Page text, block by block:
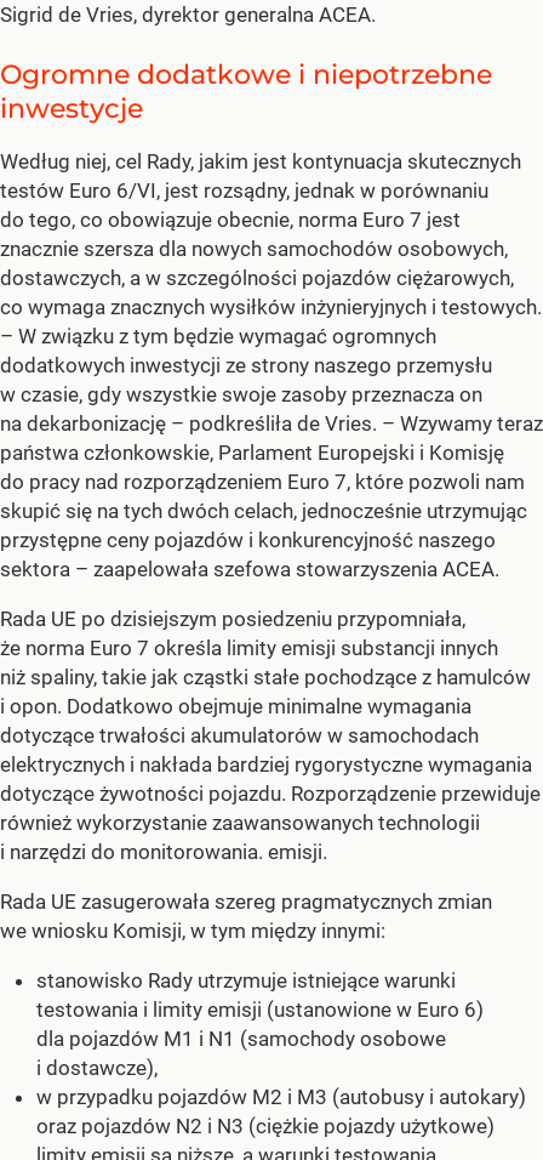
Sigrid de Vries, dyrektor generalna ACEA.
Ogromne dodatkowe i niepotrzebne
inwestycje
Według niej, cel Rady, jakim jest kontynuacja skutecznych
testów Euro 6/VI, jest rozsądny, jednak w porównaniu
do tego, co obowiązuje obecnie, norma Euro 7 jest
znacznie szersza dla nowych samochodów osobowych,
dostawczych, a w szczególności pojazdów ciężarowych,
co wymaga znacznych wysiłków inżynieryjnych i testowych.
– W związku z tym będzie wymagać ogromnych
dodatkowych inwestycji ze strony naszego przemysłu
w czasie, gdy wszystkie swoje zasoby przeznacza on
na dekarbonizację – podkreśliła de Vries. – Wzywamy teraz
państwa członkowskie, Parlament Europejski i Komisję
do pracy nad rozporządzeniem Euro 7, które pozwoli nam
skupić się na tych dwóch celach, jednocześnie utrzymując
przystępne ceny pojazdów i konkurencyjność naszego
sektora – zaapelowała szefowa stowarzyszenia ACEA.
Rada UE po dzisiejszym posiedzeniu przypomniała,
że norma Euro 7 określa limity emisji substancji innych
niż spaliny, takie jak cząstki stałe pochodzące z hamulców
i opon. Dodatkowo obejmuje minimalne wymagania
dotyczące trwałości akumulatorów w samochodach
elektrycznych i nakłada bardziej rygorystyczne wymagania
dotyczące żywotności pojazdu. Rozporządzenie przewiduje
również wykorzystanie zaawansowanych technologii
i narzędzi do monitorowania. emisji.
Rada UE zasugerowała szereg pragmatycznych zmian
we wniosku Komisji, w tym między innymi:
stanowisko Rady utrzymuje istniejące warunki
testowania i limity emisji (ustanowione w Euro 6)
dla pojazdów M1 i N1 (samochody osobowe
i dostawcze),
w przypadku pojazdów M2 i M3 (autobusy i autokary)
oraz pojazdów N2 i N3 (ciężkie pojazdy użytkowe)